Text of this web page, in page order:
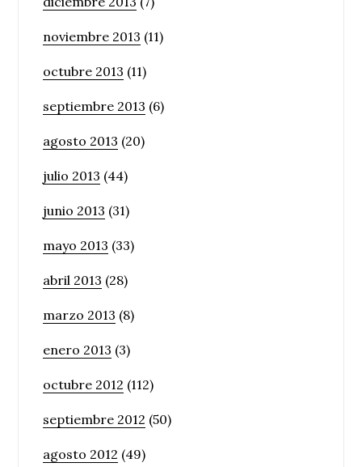
noviembre 2013 (11)
octubre 2013 (11)
septiembre 2013 (6)
agosto 2013 (20)
julio 2013 (44)
junio 2013 (31)
mayo 2013 (33)
abril 2013 (28)
marzo 2013 (8)
enero 2013 (3)
octubre 2012 (112)
septiembre 2012 (50)
agosto 2012 (49)